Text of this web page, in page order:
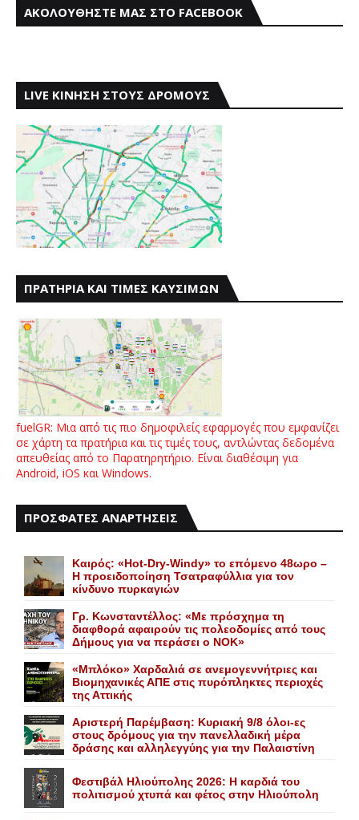
ΑΚΟΛΟΥΘΗΣΤΕ ΜΑΣ ΣΤΟ FACEBOOK
LIVE ΚΙΝΗΣΗ ΣΤΟΥΣ ΔΡΟΜΟΥΣ
ΠΡΑΤΗΡΙΑ ΚΑΙ ΤΙΜΕΣ ΚΑΥΣΙΜΩΝ
fuelGR: Μια από τις πιο δημοφιλείς εφαρμογές που εμφανίζει
σε χάρτη τα πρατήρια και τις τιμές τους, αντλώντας δεδομένα
απευθείας από το Παρατηρητήριο. Είναι διαθέσιμη για
Android, iOS και Windows.
ΠΡΟΣΦΑΤΕΣ ΑΝΑΡΤΗΣΕΙΣ
Καιρός: «Hot-Dry-Windy» το επόμενο 48ωρο –
Η προειδοποίηση Τσατραφύλλια για τον
κίνδυνο πυρκαγιών
Γρ. Κωνσταντέλλος: «Με πρόσχημα τη
διαφθορά αφαιρούν τις πολεοδομίες από τους
Δήμους για να περάσει ο NOK»
«Mπλόκο» Xαρδαλιά σε ανεμογεννήτριες και
Bιομηχανικές ΑΠΕ στις πυρόπληκτες περιοχές
της Αττικής
Αριστερή Παρέμβαση: Κυριακή 9/8 όλοι-ες
στους δρόμους για την πανελλαδική μέρα
δράσης και αλληλεγγύης για την Παλαιστίνη
Φεστιβάλ Ηλιούπολης 2026: Η καρδιά του
πολιτισμού χτυπά και φέτος στην Ηλιούπολη